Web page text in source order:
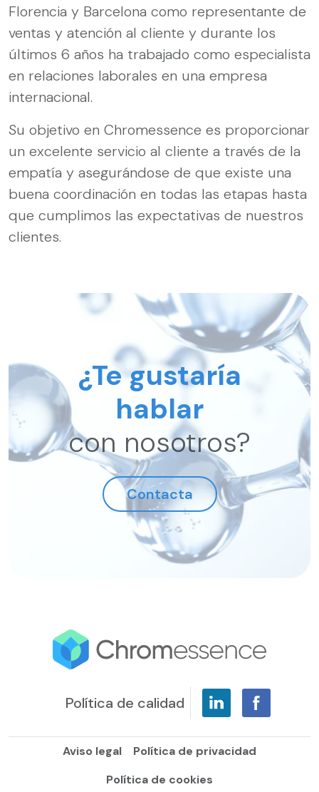
Florencia y Barcelona como representante de
ventas y atención al cliente y durante los
últimos 6 años ha trabajado como especialista
en relaciones laborales en una empresa
internacional.
Su objetivo en Chromessence es proporcionar
un excelente servicio al cliente a través de la
empatía y asegurándose de que existe una
buena coordinación en todas las etapas hasta
que cumplimos las expectativas de nuestros
clientes.
¿Te gustaría
hablar
con nosotros?
Contacta
Política de calidad
Aviso legal
Política de privacidad
Política de cookies